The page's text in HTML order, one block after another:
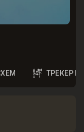
ТРЕКЕР